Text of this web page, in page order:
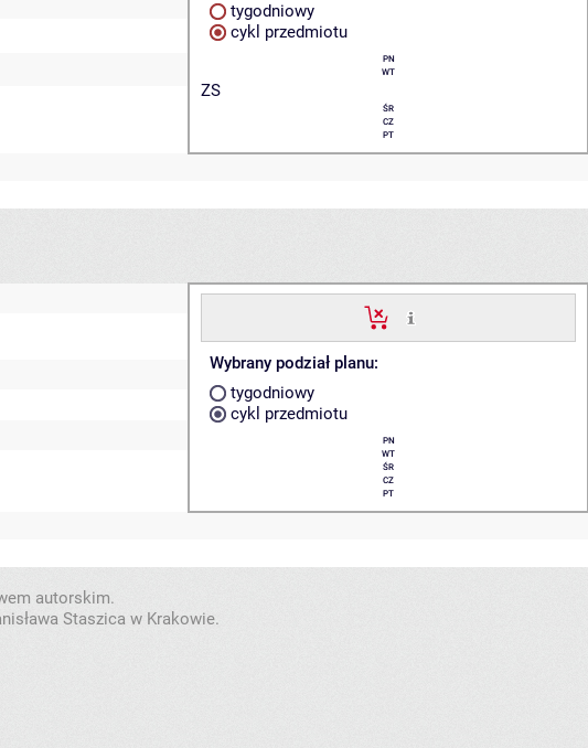
tygodniowy
cykl przedmiotu
PN
WT
ZS
ŚR
CZ
PT
Wybrany podział planu:
tygodniowy
cykl przedmiotu
PN
WT
ŚR
CZ
PT
autorskim.
Staszica w Krakowie.